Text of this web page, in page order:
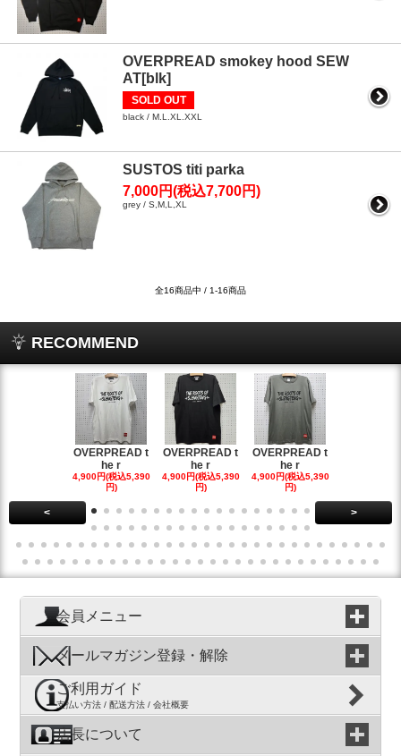
OVERPREAD smokey hood SEW
AT[blk]
SOLD OUT
black / M.L.XL.XXL
SUSTOS titi parka
7,000円(税込7,700円)
grey / S,M,L,XL
全16商品中 / 1-16商品
RECOMMEND
OVERPREAD t
he r
4,900円(税込5,390
円)
OVERPREAD t
he r
4,900円(税込5,390
円)
OVERPREAD t
he r
4,900円(税込5,390
円)
< >
会員メニュー
メールマガジン登録・解除
ご利用ガイド
支払い方法 / 配送方法 / 会社概要
店長について